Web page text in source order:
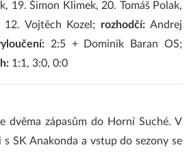
19. Šimon Klimek, 20. Tomáš Polak,
Vojtěch Kozel; rozhodčí: Andrej
2:5 + Dominik Baran OS;
1:1, 3:0, 0:0
dvěma zápasům do Horní Suché. V
s SK Anakonda a vstup do sezony se